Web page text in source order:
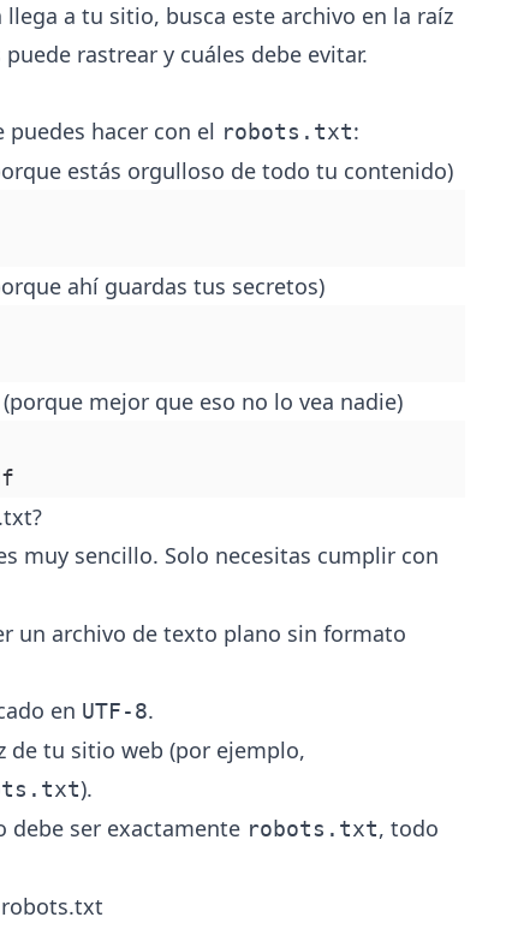
a tu sitio, busca este archivo en la raíz
rastrear y cuáles debe evitar.
hacer con el robots.txt:
estás orgulloso de todo tu contenido)
ahí guardas tus secretos)
mejor que eso no lo vea nadie)
muy sencillo. Solo necesitas cumplir con
un archivo de texto plano sin formato
en UTF-8.
de tu sitio web (por ejemplo,
).
debe ser exactamente robots.txt, todo